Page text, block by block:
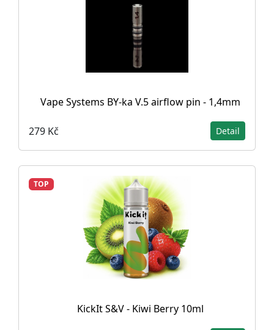
Vape Systems BY-ka V.5 airflow pin - 1,4mm
279 Kč Detail
TOP
KickIt S&V - Kiwi Berry 10ml